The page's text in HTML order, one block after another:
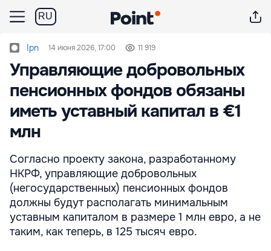
RU
Ipn 14 июня 2026, 17:00 11 919
Управляющие добровольных
пенсионных фондов обязаны
иметь уставный капитал в €1
млн
Согласно проекту закона, разработанному
НКРФ, управляющие добровольных
(негосударственных) пенсионных фондов
должны будут располагать минимальным
уставным капиталом в размере 1 млн евро, а не
таким, как теперь, в 125 тысяч евро.